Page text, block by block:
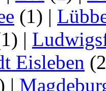
(1) |
|
Eisleben
|